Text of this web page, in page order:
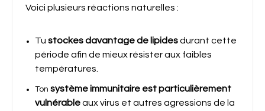
Voici plusieurs réactions naturelles :
Tu stockes davantage de lipidesdurant cette
période afin de mieux résister aux faibles
températures.
Ton système immunitaire est particulièrement
vulnérableaux virus et autres agressions de la